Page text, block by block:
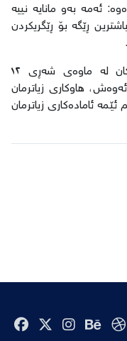
ئەمە بەو مانایە نییە
ڕێگە بۆ ڕێگریکردن
ناوبراو ئاماژەی بەوەشکردووە: ڕووسەکان لە ماوەی شەڕی ١٢
هاوکاری زیاترمان
ئامادەکاری زیاترمان